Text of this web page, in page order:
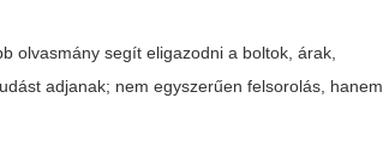
olvasmány segít eligazodni a boltok, árak,
adjanak; nem egyszerűen felsorolás, hanem